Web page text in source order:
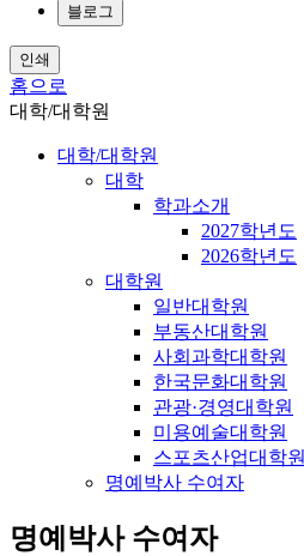
블로그
인쇄
홈으로
대학/대학원
대학/대학원
대학
학과소개
2027학년도
2026학년도
대학원
일반대학원
부동산대학원
사회과학대학원
한국문화대학원
관광·경영대학원
미용예술대학원
스포츠산업대학원
명예박사 수여자
명예박사 수여자